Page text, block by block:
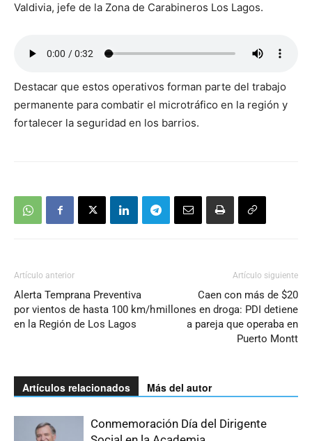
Valdivia, jefe de la Zona de Carabineros Los Lagos.
Destacar que estos operativos forman parte del trabajo
permanente para combatir el microtráfico en la región y
fortalecer la seguridad en los barrios.
Artículo anterior
Alerta Temprana Preventiva
por vientos de hasta 100 km/h
en la Región de Los Lagos
Artículo siguiente
Caen con más de $20
millones en droga: PDI detiene
a pareja que operaba en
Puerto Montt
Artículos relacionados Más del autor
Conmemoración Día del Dirigente